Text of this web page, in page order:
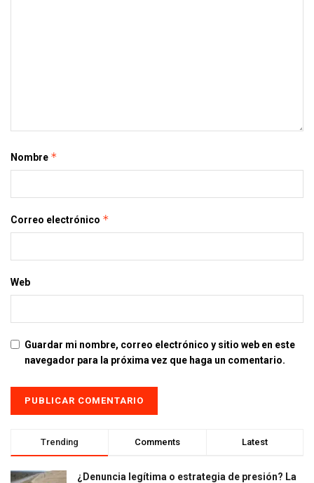
Nombre *
Correo electrónico *
Web
Guardar mi nombre, correo electrónico y sitio web en este
navegador para la próxima vez que haga un comentario.
Trending Comments Latest
¿Denuncia legítima o estrategia de presión? La